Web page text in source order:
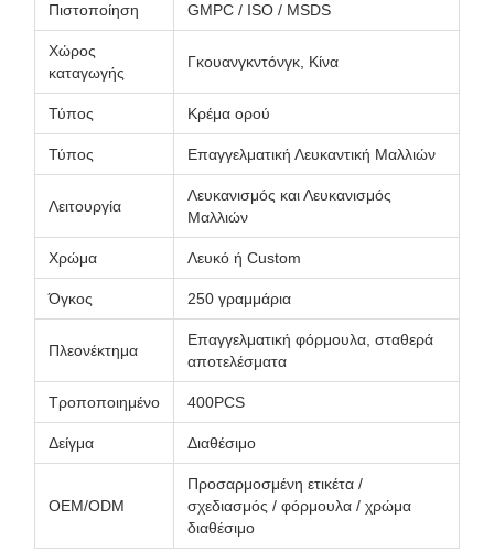
Πιστοποίηση GMPC / ISO / MSDS
Χώρος
καταγωγής
Γκουανγκντόνγκ, Κίνα
Τύπος Κρέμα ορού
Τύπος Επαγγελματική Λευκαντική Μαλλιών
Λειτουργία
Λευκανισμός και Λευκανισμός
Μαλλιών
Χρώμα Λευκό ή Custom
Όγκος 250 γραμμάρια
Πλεονέκτημα
Επαγγελματική φόρμουλα, σταθερά
αποτελέσματα
Τροποποιημένο 400PCS
Δείγμα Διαθέσιμο
OEM/ODM
Προσαρμοσμένη ετικέτα /
σχεδιασμός / φόρμουλα / χρώμα
διαθέσιμο